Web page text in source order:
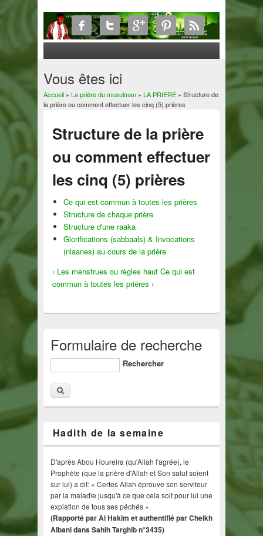
Vous êtes ici
Accueil» La prière du musulman» LA PRIERE» Structure de
la prière ou comment effectuer les cinq (5) prières
Structure de la prière
ou comment effectuer
les cinq (5) prières
Ce qui est commun à toutes les prières
Structure de chaque prière
Structure d'une raaka
Glorifications (sabbaals) & Invocations
(niaanes) au cours de la prière
‹ Les menstrues ou règles haut Ce qui est
commun à toutes les prières ›
Formulaire de recherche
Rechercher
Hadith de la semaine
D'après Abou Houreira (qu'Allah l'agrée), le
Prophète (que la prière d'Allah et Son salut soient
sur lui) a dit: « Certes Allah éprouve son serviteur
par la maladie jusqu'à ce que cela soit pour lui une
expiation de tous ses péchés ».
(Rapporté par Al Hakim et authentifié par Cheikh
Albani dans Sahih Targhib n°3435)